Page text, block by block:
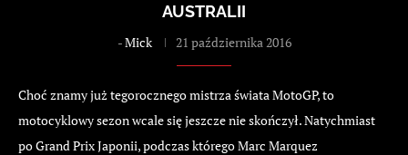
AUSTRALII
-Mick 21 października 2016
Choć znamy już tegorocznego mistrza świata MotoGP, to
motocyklowy sezon wcale się jeszcze nie skończył. Natychmiast
po Grand Prix Japonii, podczas którego Marc Marquez